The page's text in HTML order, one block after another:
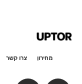
מחירון צרו קשר